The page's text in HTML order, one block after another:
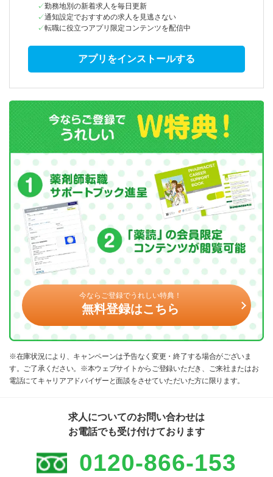
勤務地別の新着求人を毎日更新
通知設定でおすすめの求人を見逃さない
転職に役立つアプリ限定コンテンツを配信中
アプリをインストールする
今ならご登録でうれしい特典！
無料登録はこちら
※在庫状況により、キャンペーンは予告なく変更・終了する場合がございま
す。ご了承ください。※本ウェブサイトからご登録いただき、ご来社またはお
電話にてキャリアアドバイザーと面談をさせていただいた方に限ります。
求人についてのお問い合わせは
お電話でも受け付けております
0120-866-153